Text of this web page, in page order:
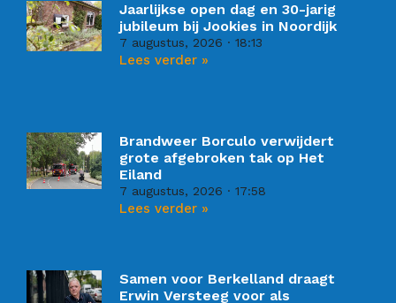
Jaarlijkse open dag en 30-jarig
jubileum bij Jookies in Noordijk
7 augustus, 2026 18:13
Lees verder »
Brandweer Borculo verwijdert
grote afgebroken tak op Het
Eiland
7 augustus, 2026 17:58
Lees verder »
Samen voor Berkelland draagt
Erwin Versteeg voor als